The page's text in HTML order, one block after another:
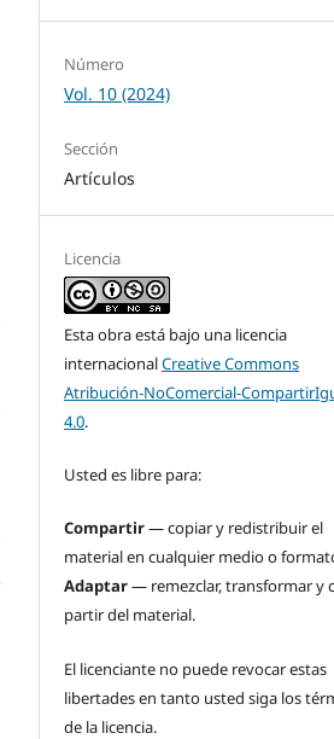
Número
Vol. 10 (2024)
Sección
Artículos
Licencia
Esta obra está bajo una licencia
internacionalCreative Commons
Atribución-NoComercial-
4.0.
Usted es libre para:
Compartir— copiar y redistribuir el
material en cualquier medio o
Adaptar— remezclar, transformar y
partir del material.
El licenciante no puede revocar estas
libertades en tanto usted siga los
de la licencia.